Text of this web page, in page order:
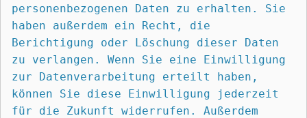
personenbezogenen Daten zu erhalten. Sie
haben außerdem ein Recht, die
Berichtigung oder Löschung dieser Daten
zu verlangen. Wenn Sie eine Einwilligung
zur Datenverarbeitung erteilt haben,
können Sie diese Einwilligung jederzeit
für die Zukunft widerrufen. Außerdem